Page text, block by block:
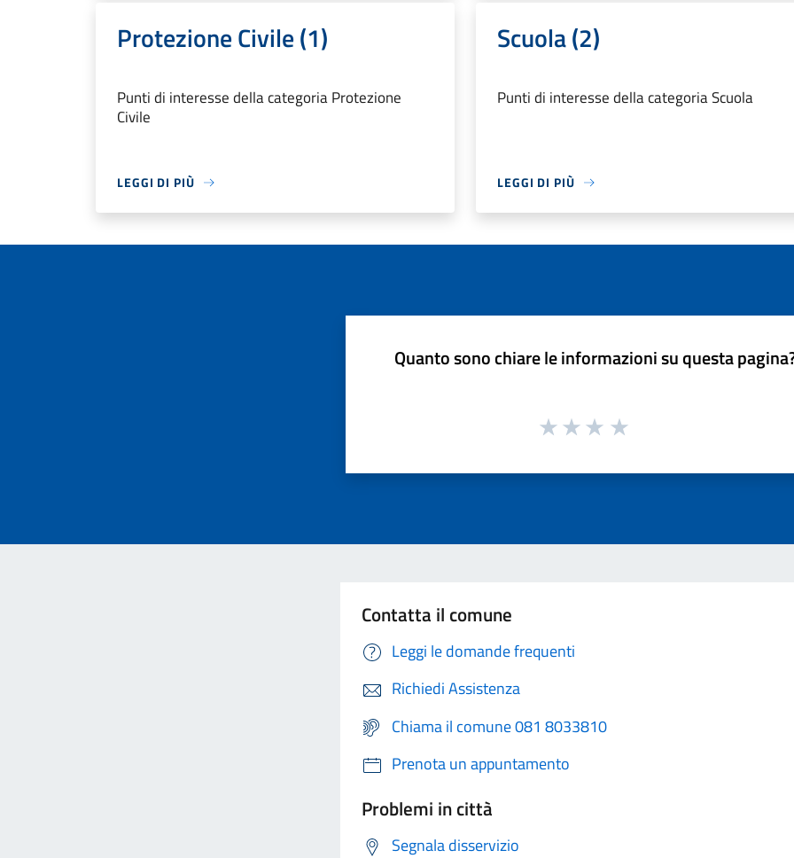
Protezione Civile (1)
Punti di interesse della categoria Protezione
Civile
LEGGI DI PIÙ
Scuola (2)
Punti di interesse della categoria Scuola
LEGGI DI PIÙ
Quanto sono chiare le informazioni su questa
Contatta il comune
Leggi le domande frequenti
Richiedi Assistenza
Chiama il comune 081 8033810
Prenota un appuntamento
Problemi in città
Segnala disservizio